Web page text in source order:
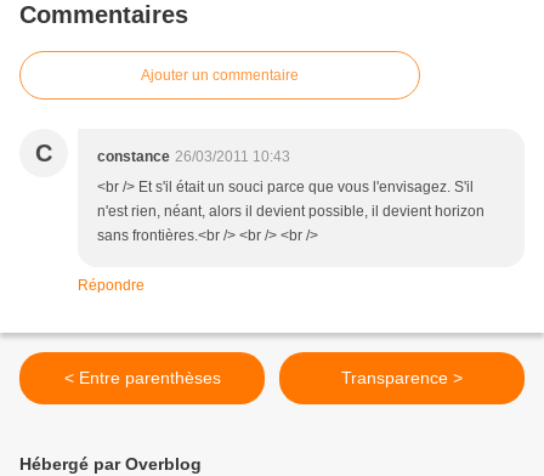
Commentaires
Ajouter un commentaire
C constance 26/03/2011 10:43
<br /> Et s'il était un souci parce que vous l'envisagez. S'il
n'est rien, néant, alors il devient possible, il devient horizon
sans frontières.<br /> <br /> <br />
Répondre
< Entre parenthèses Transparence >
Hébergé par Overblog